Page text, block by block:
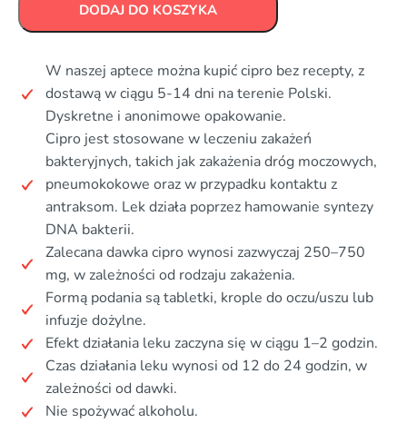
DODAJ DO KOSZYKA
W naszej aptece można kupić cipro bez recepty, z
dostawą w ciągu 5-14 dni na terenie Polski.
Dyskretne i anonimowe opakowanie.
Cipro jest stosowane w leczeniu zakażeń
bakteryjnych, takich jak zakażenia dróg moczowych,
pneumokokowe oraz w przypadku kontaktu z
antraksom. Lek działa poprzez hamowanie syntezy
DNA bakterii.
Zalecana dawka cipro wynosi zazwyczaj 250–750
mg, w zależności od rodzaju zakażenia.
Formą podania są tabletki, krople do oczu/uszu lub
infuzje dożylne.
Efekt działania leku zaczyna się w ciągu 1–2 godzin.
Czas działania leku wynosi od 12 do 24 godzin, w
zależności od dawki.
Nie spożywać alkoholu.